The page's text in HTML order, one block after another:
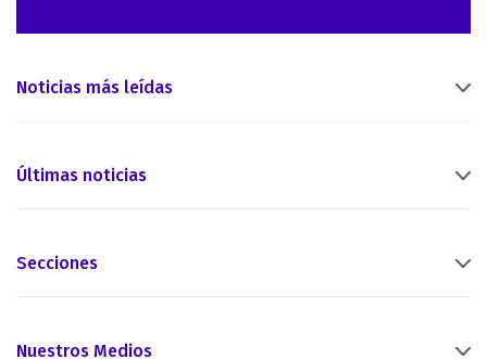
Noticias más leídas
Últimas noticias
Secciones
Nuestros Medios